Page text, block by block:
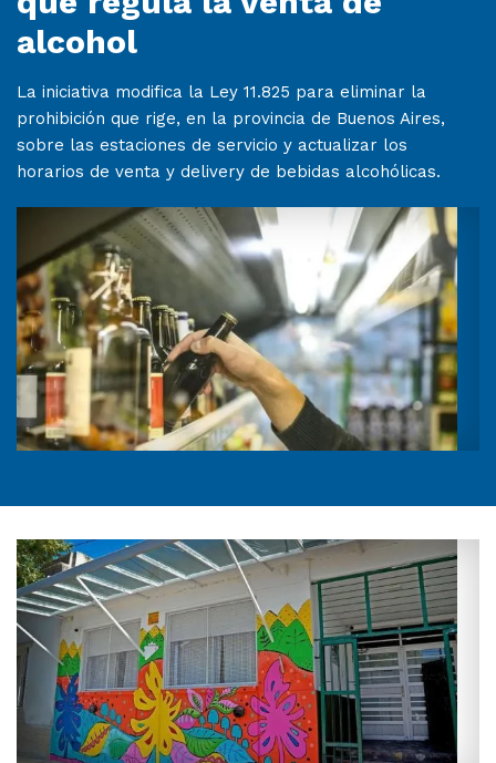
alcohol
La iniciativa modifica la Ley 11.825 para eliminar la
prohibición que rige, en la provincia de Buenos Aires,
sobre las estaciones de servicio y actualizar los
horarios de venta y delivery de bebidas alcohólicas.